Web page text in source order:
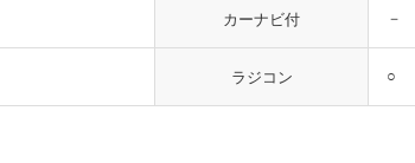
カーナビ付 －
ラジコン ○